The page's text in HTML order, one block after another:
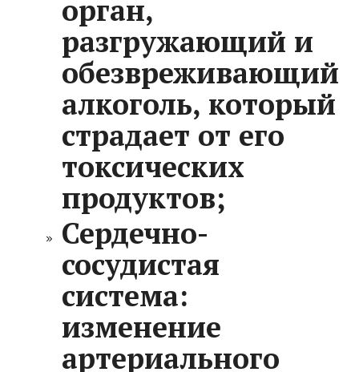
орган,
разгружающий и
обезвреживающий
алкоголь, который
страдает от его
токсических
продуктов;
Сердечно-
сосудистая
система:
изменение
артериального